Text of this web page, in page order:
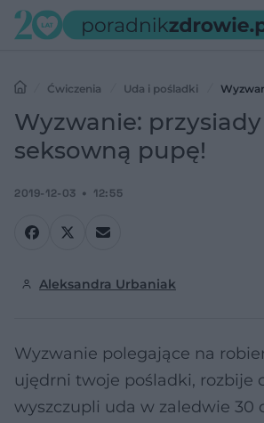
Ćwiczenia Uda i pośladki
seksowną pupę!
Wyzwanie:
seksowną pupę!
2019-12-03 12:55
Aleksandra Urbaniak
Wyzwanie polegające na
ujędrni twoje pośladki, rozbije
wyszczupli uda w zaledwie 30